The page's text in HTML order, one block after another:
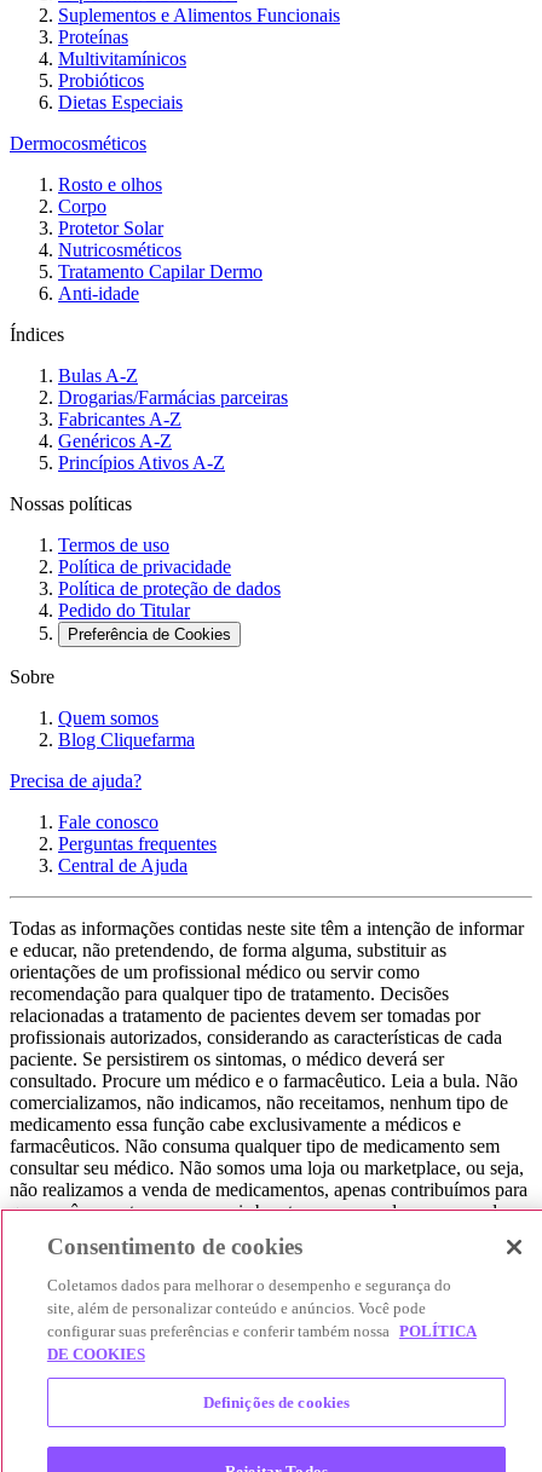
Suplementos e Alimentos Funcionais
Proteínas
Multivitamínicos
Probióticos
Dietas Especiais
Dermocosméticos
Rosto e olhos
Corpo
Protetor Solar
Nutricosméticos
Tratamento Capilar Dermo
Anti-idade
Índices
Bulas A-Z
Drogarias/Farmácias parceiras
Fabricantes A-Z
Genéricos A-Z
Princípios Ativos A-Z
Nossas políticas
Termos de uso
Política de privacidade
Política de proteção de dados
Pedido do Titular
Preferência de Cookies
Sobre
Quem somos
Blog Cliquefarma
Precisa de ajuda?
Fale conosco
Perguntas frequentes
Central de Ajuda
Todas as informações contidas neste site têm a intenção de informar
e educar, não pretendendo, de forma alguma, substituir as
orientações de um profissional médico ou servir como
recomendação para qualquer tipo de tratamento. Decisões
relacionadas a tratamento de pacientes devem ser tomadas por
profissionais autorizados, considerando as características de cada
paciente. Se persistirem os sintomas, o médico deverá ser
consultado. Procure um médico e o farmacêutico. Leia a bula. Não
comercializamos, não indicamos, não receitamos, nenhum tipo de
medicamento essa função cabe exclusivamente a médicos e
farmacêuticos. Não consuma qualquer tipo de medicamento sem
consultar seu médico. Não somos uma loja ou marketplace, ou seja,
não realizamos a venda de medicamentos, apenas contribuímos para
que você encontre o preço mais barato, comparando os preços de
produtos farmacêuticos. Contribuímos e damos auxílio para que sua
experiência seja bem-sucedida, mas a finalização da compra
acontece nos sites das nossas lojas parceiras.
© 2025 Afya Participações S.A. - todos os direitos reservados.
Alameda Lorena, 269 - Jardim Paulista - São Paulo / SP - CEP.:
01424-001 - CNPJ 23.399.329/0002-53.
Consentimento de cookies
Coletamos dados para melhorar o desempenho e segurança do
site, além de personalizar conteúdo e anúncios. Você pode
configurar suas preferências e conferir também nossa POLÍTICA
DE COOKIES
Definições de cookies